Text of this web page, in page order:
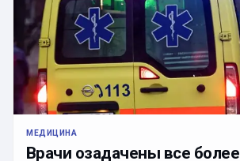
МЕДИЦИНА
Врачи озадачены все более